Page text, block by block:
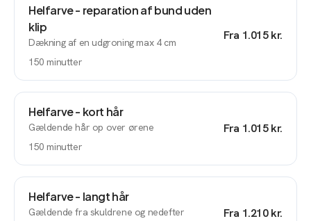
Helfarve - reparation af bund uden
klip
Dækning af en udgroning max 4 cm
150 minutter
Fra 1.015 kr.
Helfarve - kort hår
Gældende hår op over ørene
150 minutter
Fra 1.015 kr.
Helfarve - langt hår
Gældende fra skuldrene og nedefter
Fra 1.210 kr.